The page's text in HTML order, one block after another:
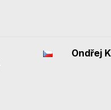
Ondřej